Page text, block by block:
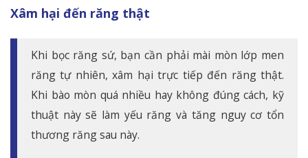
Xâm hại đến răng thật
Khi bọc răng sứ, bạn cần phải mài mòn lớp men
răng tự nhiên, xâm hại trực tiếp đến răng thật.
Khi bào mòn quá nhiều hay không đúng cách, kỹ
thuật này sẽ làm yếu răng và tăng nguy cơ tổn
thương răng sau này.